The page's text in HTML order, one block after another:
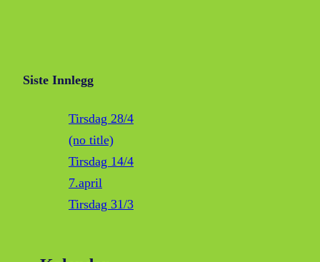
Siste Innlegg
Tirsdag 28/4
(no title)
Tirsdag 14/4
7.april
Tirsdag 31/3